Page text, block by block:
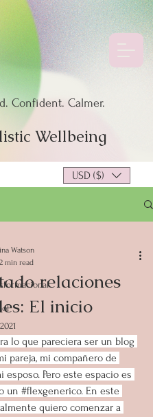
Confident. Calmer.
Wellbeing
USD ($)
relaciones
El inicio
Watson
2 min read
lo que pareciera ser un blog
pareja, mi compañero de
esposo. Pero este espacio es
un #flexgenerico. En este
quiero comenzar a